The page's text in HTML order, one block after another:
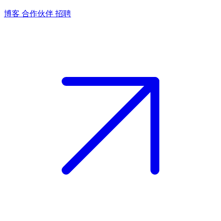
博客 合作伙伴 招聘